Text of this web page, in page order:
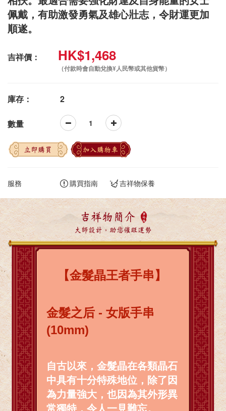
佩戴，有助激發勇氣及雄心壯志，令財運更加
順遂。
吉祥價： HK$1,468
（付款時會自動兌換¥人民幣或其他貨幣）
庫存： 2
數量
立即購買 加入購物車
服務 購買指南 吉祥物保養
吉祥物簡介
大師設計，助您催旺運勢
【金髮晶王者手串】
金髮之后 - 女版手串
(10mm)
自古以來，金髮晶在各類晶石
中具有十分特殊地位，除了因
為力量強大，也因為其外形異
常獨特，令人一見難忘。